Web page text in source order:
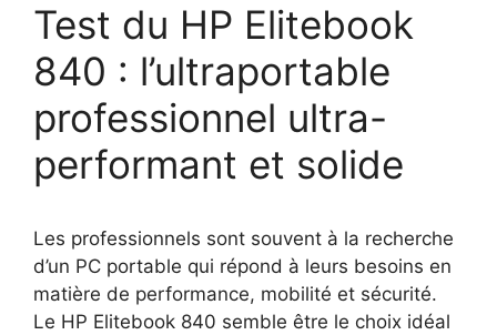
Test du HP Elitebook
840 : l’ultraportable
professionnel ultra-
performant et solide
Les professionnels sont souvent à la recherche
d’un PC portable qui répond à leurs besoins en
matière de performance, mobilité et sécurité.
Le HP Elitebook 840 semble être le choix idéal